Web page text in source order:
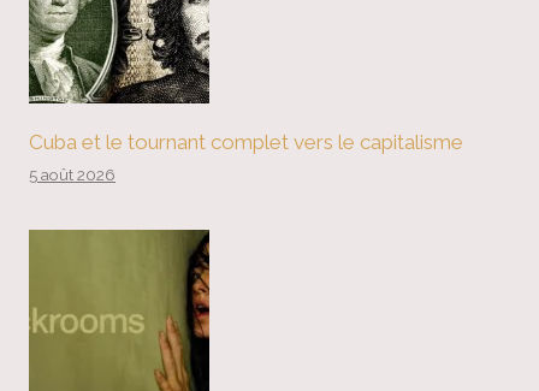
Cuba et le tournant complet vers le capitalisme
5 août 2026